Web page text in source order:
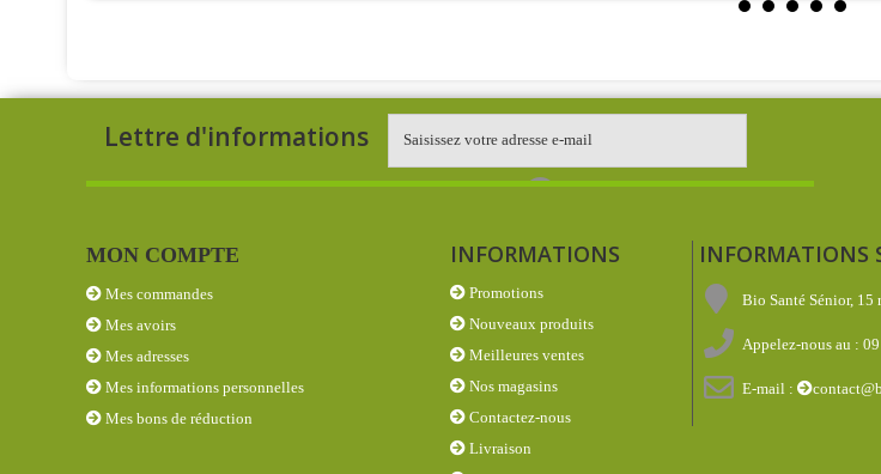
Lettre d'informations
MON COMPTE
Mes commandes
Mes avoirs
Mes adresses
Mes informations personnelles
Mes bons de réduction
INFORMATIONS
Promotions
Nouveaux produits
Meilleures ventes
Nos magasins
Contactez-nous
Livraison
INFORMATIONS
Bio Santé Sénior, 15
Appelez-nous au :
E-mail :